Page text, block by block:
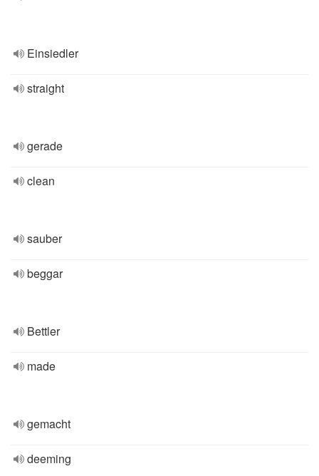
Einsiedler
straight
gerade
clean
sauber
beggar
Bettler
made
gemacht
deeming